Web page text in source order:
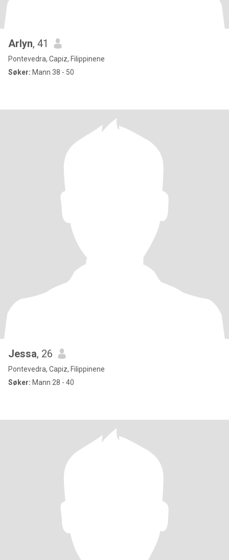
Arlyn, 41
Pontevedra, Capiz, Filippinene
Søker: Mann 38 - 50
Jessa, 26
Pontevedra, Capiz, Filippinene
Søker: Mann 28 - 40